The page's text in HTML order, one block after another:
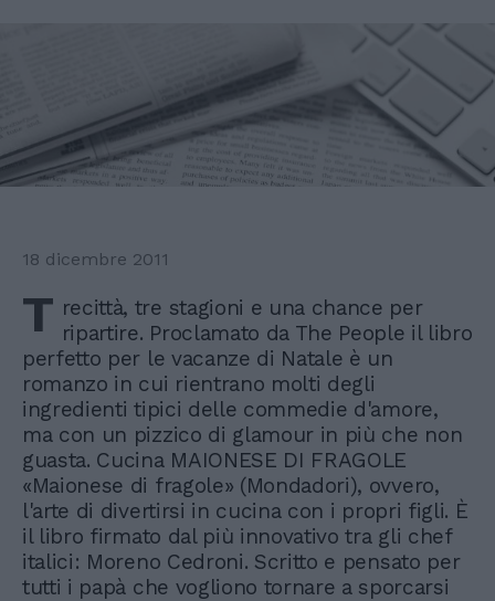
18 dicembre 2011
T recittà, tre stagioni e una chance per
ripartire. Proclamato da The People il libro
perfetto per le vacanze di Natale è un
romanzo in cui rientrano molti degli
ingredienti tipici delle commedie d'amore,
ma con un pizzico di glamour in più che non
guasta. Cucina MAIONESE DI FRAGOLE
«Maionese di fragole» (Mondadori), ovvero,
l'arte di divertirsi in cucina con i propri figli. È
il libro firmato dal più innovativo tra gli chef
italici: Moreno Cedroni. Scritto e pensato per
tutti i papà che vogliono tornare a sporcarsi